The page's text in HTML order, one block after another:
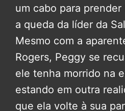
um cabo para
a queda da líder da
Mesmo com a
Rogers, Peggy se
ele tenha morrido na
estando em outra
que ela volte à sua